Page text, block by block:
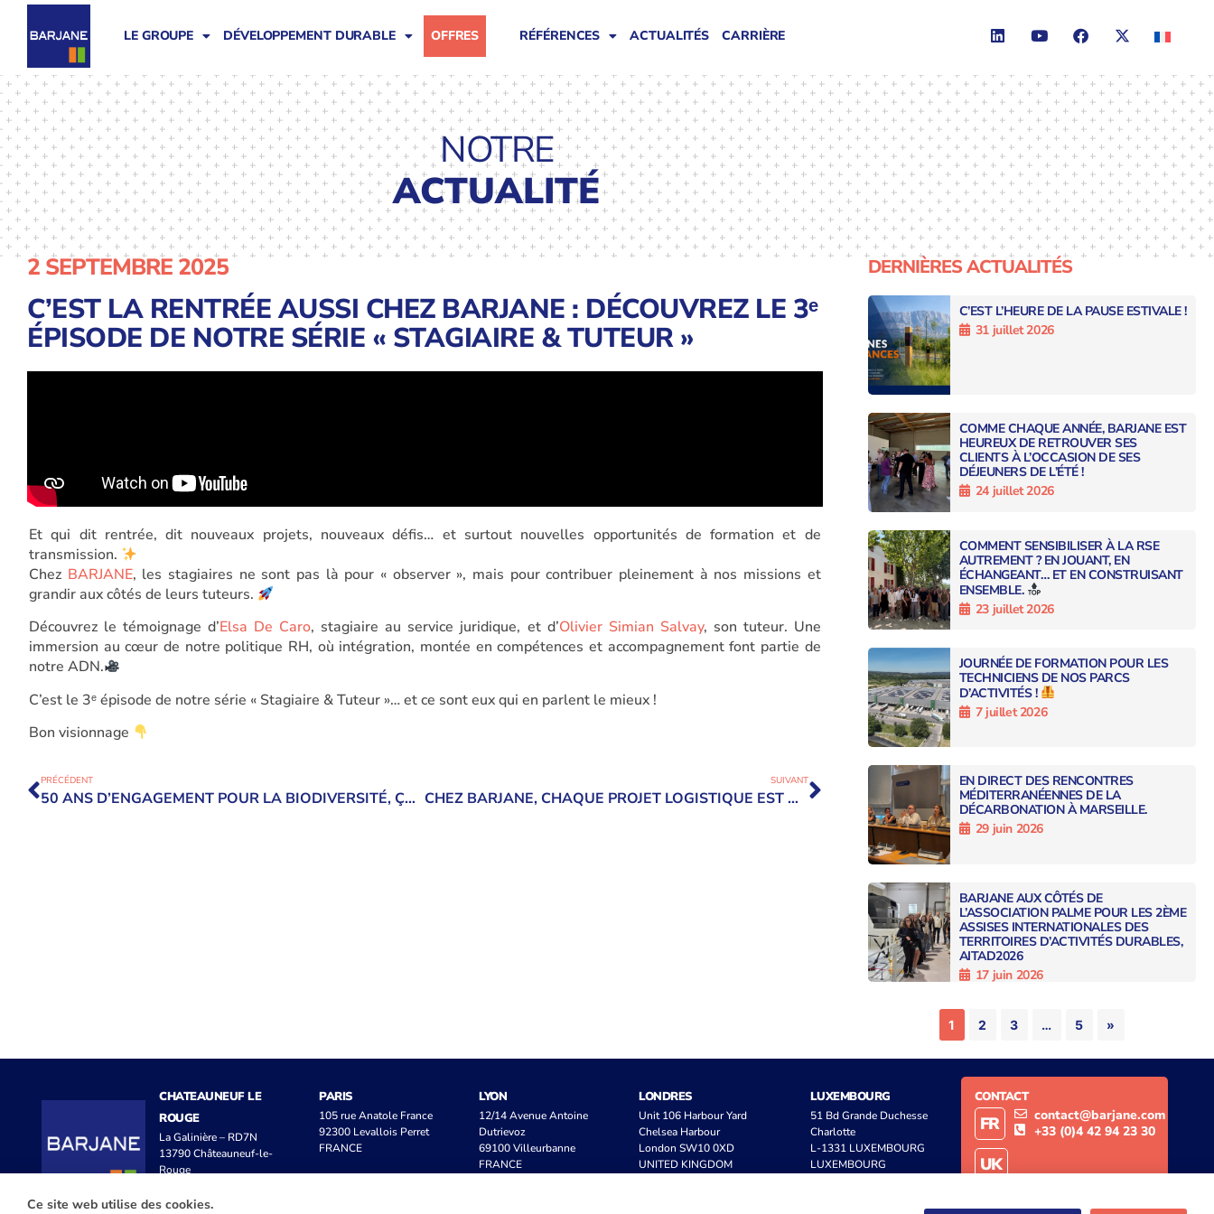
LE GROUPE DÉVELOPPEMENT DURABLE OFFRES RÉFÉRENCES ACTUALITÉS CARRIÈRE
NOTRE
ACTUALITÉ
2 SEPTEMBRE 2025
C’EST LA RENTRÉE AUSSI CHEZ BARJANE : DÉCOUVREZ LE 3ᵉ
ÉPISODE DE NOTRE SÉRIE « STAGIAIRE & TUTEUR »
Et qui dit rentrée, dit nouveaux projets, nouveaux défis… et surtout nouvelles opportunités de formation et de
transmission.
Chez BARJANE, les stagiaires ne sont pas là pour « observer », mais pour contribuer pleinement à nos missions et
grandir aux côtés de leurs tuteurs.
Découvrez le témoignage d’Elsa De Caro, stagiaire au service juridique, et d’Olivier Simian Salvay, son tuteur. Une
immersion au cœur de notre politique RH, où intégration, montée en compétences et accompagnement font partie de
notre ADN.
C’est le 3ᵉ épisode de notre série « Stagiaire & Tuteur »… et ce sont eux qui en parlent le mieux !
Bon visionnage
PRÉCÉDENT
50 ANS D’ENGAGEMENT POUR LA BIODIVERSITÉ, ÇA SE FÊTE !
SUIVANT
CHEZ BARJANE, CHAQUE PROJET LOGISTIQUE EST UNE OPPORTUNITÉ D’INNOVER DURABLEMENT.
DERNIÈRES ACTUALITÉS
C’EST L’HEURE DE LA PAUSE ESTIVALE !
31 juillet 2026
COMME CHAQUE ANNÉE, BARJANE EST
HEUREUX DE RETROUVER SES
CLIENTS À L’OCCASION DE SES
DÉJEUNERS DE L’ÉTÉ !
24 juillet 2026
COMMENT SENSIBILISER À LA RSE
AUTREMENT ? EN JOUANT, EN
ÉCHANGEANT… ET EN CONSTRUISANT
ENSEMBLE.
23 juillet 2026
JOURNÉE DE FORMATION POUR LES
TECHNICIENS DE NOS PARCS
D’ACTIVITÉS !
7 juillet 2026
EN DIRECT DES RENCONTRES
MÉDITERRANÉENNES DE LA
DÉCARBONATION À MARSEILLE.
29 juin 2026
BARJANE AUX CÔTÉS DE
L’ASSOCIATION PALME POUR LES 2ÈME
ASSISES INTERNATIONALES DES
TERRITOIRES D’ACTIVITÉS DURABLES,
AITAD2026
17 juin 2026
1 2 3 … 5 »
CHATEAUNEUF LE
ROUGE
La Galinière – RD7N
13790 Châteauneuf-le-
Rouge
PARIS
105 rue Anatole France
92300 Levallois Perret
FRANCE
LYON
12/14 Avenue Antoine
Dutrievoz
69100 Villeurbanne
FRANCE
LONDRES
Unit 106 Harbour Yard
Chelsea Harbour
London SW10 0XD
UNITED KINGDOM
LUXEMBOURG
51 Bd Grande Duchesse
Charlotte
L-1331 LUXEMBOURG
LUXEMBOURG
CONTACT
FR
contact@barjane.com
+33 (0)4 42 94 23 30
UK
+44 (0)20 3961 4415
Ce site web utilise des cookies.